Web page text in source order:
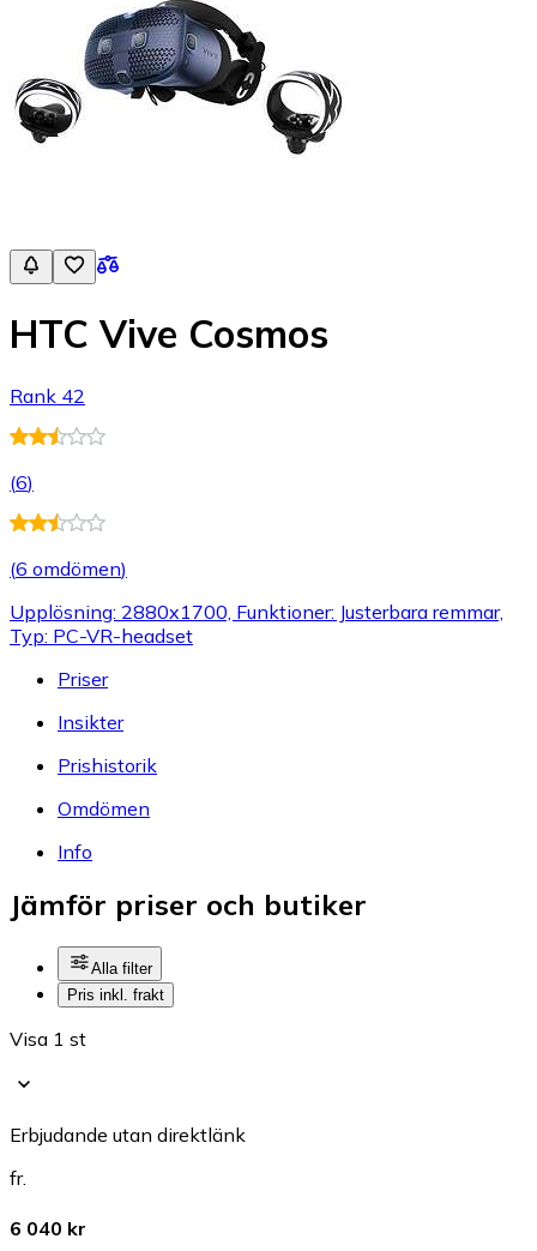
HTC Vive Cosmos
Rank 42
(6)
(6 omdömen)
Upplösning: 2880x1700, Funktioner: Justerbara remmar,
Typ: PC-VR-headset
Priser
Insikter
Prishistorik
Omdömen
Info
Jämför priser och butiker
Alla filter
Pris inkl. frakt
Visa 1 st
Erbjudande utan direktlänk
fr.
6 040 kr